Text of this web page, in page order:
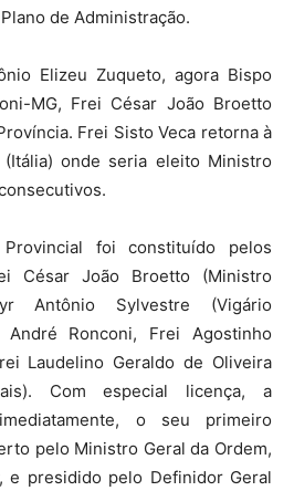
de Administração.
Elizeu Zuqueto, agora Bispo
MG, Frei César João Broetto
Frei Sisto Veca retorna à
onde seria eleito Ministro
foi constituído pelos
César João Broetto (Ministro
Antônio Sylvestre (Vigário
Ronconi, Frei Agostinho
Laudelino Geraldo de Oliveira
Com especial licença, a
o seu primeiro
pelo Ministro Geral da Ordem,
e presidido pelo Definidor Geral